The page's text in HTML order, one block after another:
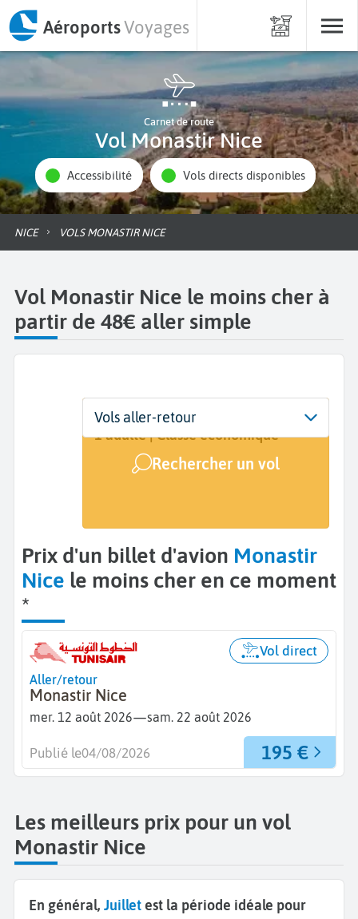
AéroportsVoyages
Carnet de route
Vol Monastir Nice
Accessibilité Vols directs disponibles
NICE VOLS MONASTIR NICE
Vol Monastir Nice le moins cher à
partir de 48€ aller simple
Départ
Monastir (MIR)
Dates
12 août - 22 août
Voyageurs | Classe
1 adulte | Classe économique
Rechercher un vol
Vols aller-retour
Prix d'un billet d'avion Monastir
Nice le moins cher en ce moment
*
Aller/retour
Monastir Nice
mer. 12 août 2026—sam. 22 août 2026
Vol direct
195 €
Publié le04/08/2026
Les meilleurs prix pour un vol
Monastir Nice
En général, Juilletest la période idéale pour